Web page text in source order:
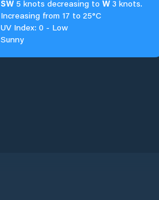
SW 5 knots decreasing to W 3 knots.
Increasing from 17 to 25°C
UV Index: 0 - Low
Sunny